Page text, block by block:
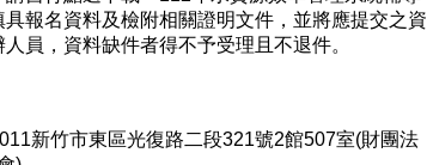
報名資料及檢附相關證明文件，並將應提交之資
員，資料缺件者得不予受理且不退件。
新竹市東區光復路二段321號2館507室(財團法